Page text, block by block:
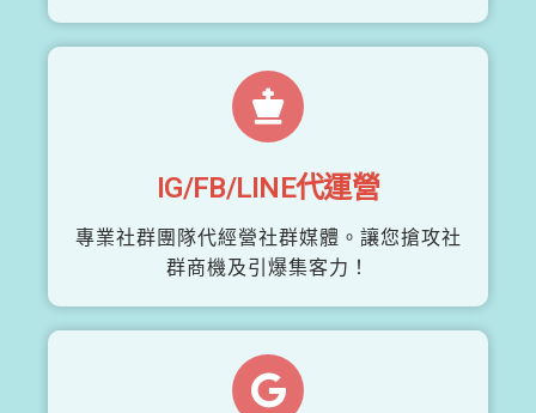
IG/FB/LINE代運營
專業社群團隊代經營社群媒體。讓您搶攻社
群商機及引爆集客力！